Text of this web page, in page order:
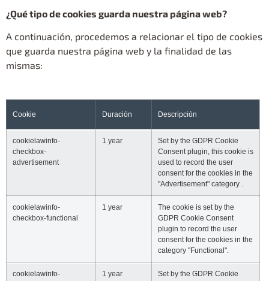
¿Qué tipo de cookies guarda nuestra página web?
A continuación, procedemos a relacionar el tipo de cookies
que guarda nuestra página web y la finalidad de las
mismas:
Cookie Duración Descripción
cookielawinfo-
checkbox-
advertisement
1 year
Set by the GDPR Cookie
Consent plugin, this cookie is
used to record the user
consent for the cookies in the
"Advertisement" category .
cookielawinfo-
checkbox-functional
1 year
The cookie is set by the
GDPR Cookie Consent
plugin to record the user
consent for the cookies in the
category "Functional".
cookielawinfo-
1 year
Set by the GDPR Cookie